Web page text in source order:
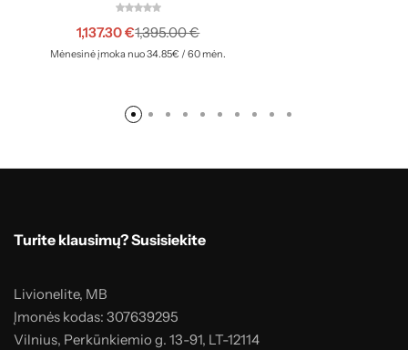
1,395.00€
1,137.30€
Mėnesinė įmoka nuo 34.85€ / 60 mėn.
Turite klausimų? Susisiekite
Livionelite, MB
Įmonės kodas: 307639295
Vilnius, Perkūnkiemio g. 13-91, LT-12114